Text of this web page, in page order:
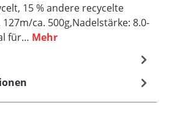
15 % andere recycelte
ca. 500g,Nadelstärke: 8.0-
für… Mehr